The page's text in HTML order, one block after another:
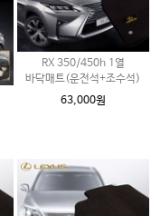
RX 350/450h 1열
바닥매트(운전석+조수석)
63,000원